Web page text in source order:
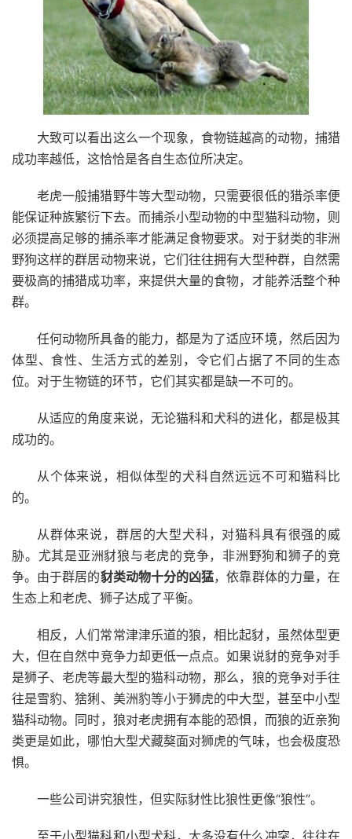
大致可以看出这么一个现象，食物链越高的动物，捕猎
成功率越低，这恰恰是各自生态位所决定。
老虎一般捕猎野牛等大型动物，只需要很低的猎杀率便
能保证种族繁衍下去。而捕杀小型动物的中型猫科动物，则
必须提高足够的捕杀率才能满足食物要求。对于豺类的非洲
野狗这样的群居动物来说，它们往往拥有大型种群，自然需
要极高的捕猎成功率，来提供大量的食物，才能养活整个种
群。
任何动物所具备的能力，都是为了适应环境，然后因为
体型、食性、生活方式的差别，令它们占据了不同的生态
位。对于生物链的环节，它们其实都是缺一不可的。
从适应的角度来说，无论猫科和犬科的进化，都是极其
成功的。
从个体来说，相似体型的犬科自然远远不可和猫科比
的。
从群体来说，群居的大型犬科，对猫科具有很强的威
胁。尤其是亚洲豺狼与老虎的竞争，非洲野狗和狮子的竞
争。由于群居的豺类动物十分的凶猛，依靠群体的力量，在
生态上和老虎、狮子达成了平衡。
相反，人们常常津津乐道的狼，相比起豺，虽然体型更
大，但在自然中竞争力却更低一点点。如果说豺的竞争对手
是狮子、老虎等最大型的猫科动物，那么，狼的竞争对手往
往是雪豹、猞猁、美洲豹等小于狮虎的中大型，甚至中小型
猫科动物。同时，狼对老虎拥有本能的恐惧，而狼的近亲狗
类更是如此，哪怕大型犬藏獒面对狮虎的气味，也会极度恐
惧。
一些公司讲究狼性，但实际豺性比狼性更像“狼性”。